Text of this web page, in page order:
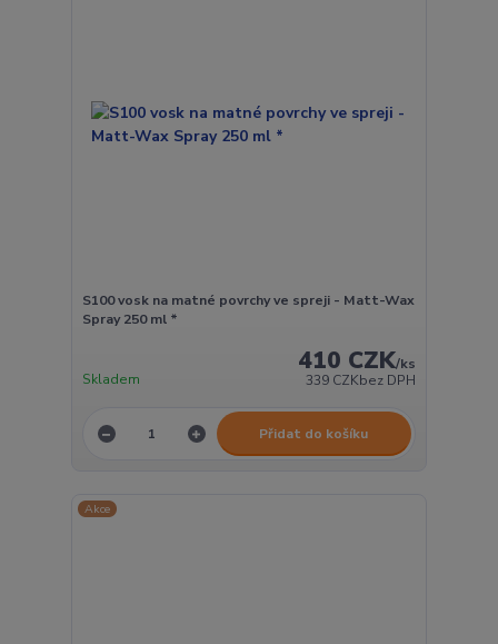
S100 vosk na matné povrchy ve spreji - Matt-Wax
Spray 250 ml *
410 CZK/ks
339 CZKbez DPH
Skladem
Přidat do košíku
Akce